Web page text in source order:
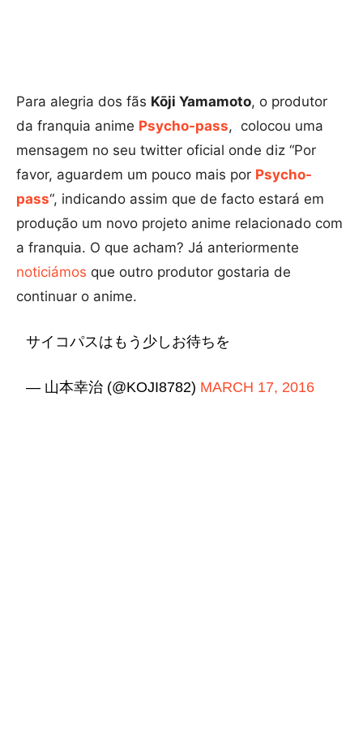
Para alegria dos fãs Kōji Yamamoto, o produtor
da franquia anime Psycho-pass, colocou uma
mensagem no seu twitter oficial onde diz “Por
favor, aguardem um pouco mais por Psycho-
pass“, indicando assim que de facto estará em
produção um novo projeto anime relacionado com
a franquia. O que acham? Já anteriormente
noticiámos que outro produtor gostaria de
continuar o anime.
サイコパスはもう少しお待ちを
— 山本幸治 (@KOJI8782) MARCH 17, 2016